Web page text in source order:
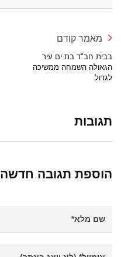
מאמר קודם
בבית חב"ד בת ים עיר
הגאולה השמחה ממשיכה
לגדול
תגובות
הוספת תגובה חדשה